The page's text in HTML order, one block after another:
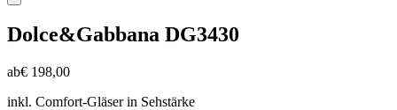
Dolce&Gabbana DG3430
ab€ 198,00
inkl. Comfort-Gläser in Sehstärke